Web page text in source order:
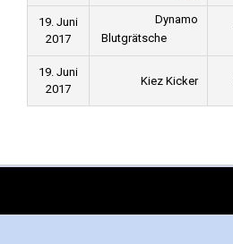
19. Juni
2017
Dynamo
Blutgrätsche
19. Juni
2017
Kiez Kicker